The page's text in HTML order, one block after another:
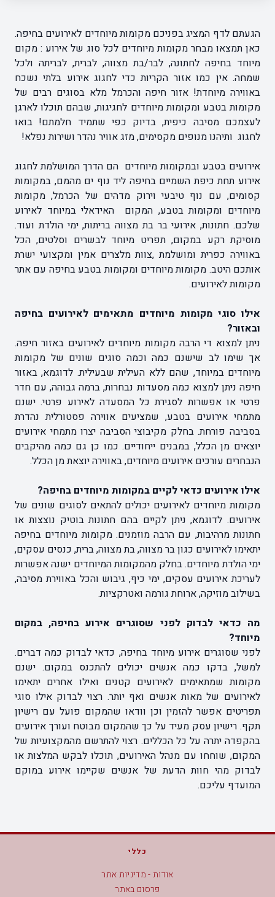
הגעתם לדף המציג בפניכם מקומות מיוחדים לאירועים בחיפה.
כאן תמצאו מבחר מקומות מיוחדים לכל סוג של אירוע : מקום
מיוחד בחיפה לחתונה, לבר/בת מצווה, לברית, לבריתה ולכל
שמחה. אין כמו אזור הקריות כדי לחגוג אירוע בלתי נשכח
באווירה מיוחדת! אזור חיפה והכרמל מלא בסוגים רבים של
מקומות בטבע ומקומות מיוחדים לחגיגות, שבהם תוכלו לארגן
לעצמכם מסיבה כיפית, בדיוק כפי שתמיד חלמתם! בואו
לחגוג ותיהנו מנופים מקסימים, מזג אוויר נהדר ושירות נפלא!
אירועים בטבע ובמקומות מיוחדים הם הדרך המושלמת לחגוג
אירוע תחת כיפת השמיים בחיפה ליד נוף ים מהמם, במקומות
קסומים, עם נוף טיבעי וירוק מדהים של הכרמל, מקומות
מיוחדים ומקומות בטבע, המקום האידאלי במיוחד לאירוע
שלכם. חתונות, אירועי בר בת מצווה בריתות, ימי הולדת ועוד.
מוסיקת רקע במקום, תפריט מיוחד לבשרים וסלטים, הכל
באווירה כפרית ומושלמת ,צוות מלצרים אמין ומקצועי ישרת
אותכם היטב. מקומות מיוחדים ומקומות בטבע בחיפה עם אתר
מקומות לאירועים.
אילו סוגי מקומות מיוחדים מתאימים לאירועים בחיפה
ובאזור?
ניתן למצוא די הרבה מקומות מיוחדים לאירועים באזור חיפה.
אך שימו לב שישנם כמה וכמה סוגים שונים של מקומות
מיוחדים במיוחד, שהם ללא העילית שבעילית. לדוגמא, באזור
חיפה ניתן למצוא כמה מסעדות נבחרות, ברמה גבוהה, עם חדר
פרטי או אפשרות לסגירת כל המסעדה לאירוע פרטי. ישנם
מתמחי אירועים בטבע, שמציעים אווירה פסטורלית נהדרת
בסביבה פורחת. בחלק מקיבוצי הסביבה יצרו מתמחי אירועים
יוצאים מן הכלל, במבנים ייחודיים. כמו כן גם כמה מהיקבים
הנבחרים עורכים אירועים מיוחדים, באווירה יוצאת מן הכלל.
אילו אירועים כדאי לקיים במקומות מיוחדים בחיפה?
מקומות מיוחדים לאירועים יכולים להתאים לסוגים שונים של
אירועים. לדוגמא, ניתן לקיים בהם חתונות בוטיק נוצצות או
חתונות מרהיבות, עם הרבה מוזמנים. מקומות מיוחדים בחיפה
יתאימו לאירועים כגון בר מצווה, בת מצווה, ברית, כנסים עסקים,
ימי הולדת מיוחדים. בחלק מהמקומות המיוחדים ישנה אפשרות
לעריכת אירועים עסקים, ימי כיף, גיבוש והכל באווירת מסיבה,
בשילוב מוזיקה, ארוחת גורמה ואטרקציות.
מה כדאי לבדוק לפני שסוגרים אירוע בחיפה, במקום
מיוחד?
לפני שסוגרים אירוע מיוחד בחיפה, כדאי לבדוק כמה דברים.
למשל, בדקו כמה אנשים יכולים להתכנס במקום. ישנם
מקומות שמתאימים לאירועים קטנים ואילו אחרים יתאימו
לאירועים של מאות אנשים ואף יותר. רצוי לבדוק אילו סוגי
תפריטים אפשר להזמין וכן וודאו שהמקום פועל עם רישיון
תקף. רישיון עסק מעיד על כך שהמקום מבוטח ועורך אירועים
בהקפדה יתרה על כל הכללים. רצוי להתרשם מהמקצועיות של
המקום, שוחחו עם מנהל האירועים, תוכלו לבקש המלצות או
לבדוק מהי חוות הדעת של אנשים שקיימו אירוע במוקם
המועדף עליכם.
כללי
אודות - מדיניות אתר
פרסום באתר